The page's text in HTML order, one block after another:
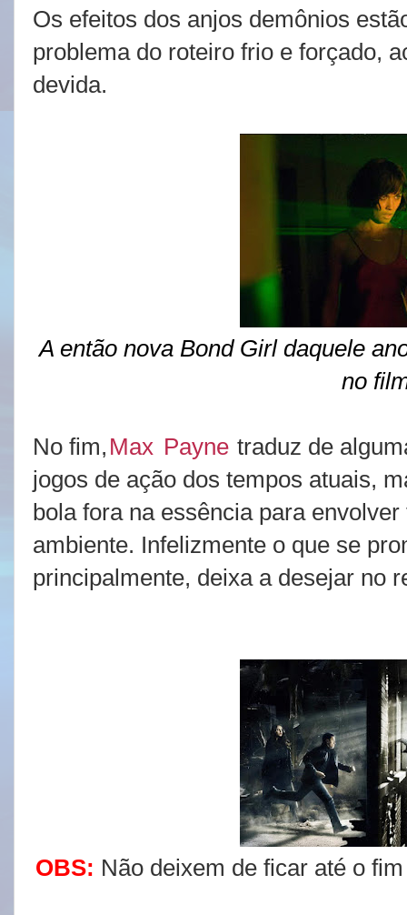
Os efeitos dos anjos demônios
problema do roteiro frio e forçado,
devida.
A então nova Bond Girl daquele
no
No fim, Max Payne traduz de
jogos de ação dos tempos atuais,
bola fora na essência para
ambiente. Infelizmente o que se
principalmente, deixa a desejar no
OBS: Não deixem de ficar até o